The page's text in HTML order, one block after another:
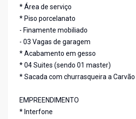
* Área de serviço
* Piso porcelanato
- Finamente mobiliado
- 03 Vagas de garagem
* Acabamento em gesso
* 04 Suites (sendo 01 master)
* Sacada com churrasqueira a Carvão
EMPREENDIMENTO
* Interfone